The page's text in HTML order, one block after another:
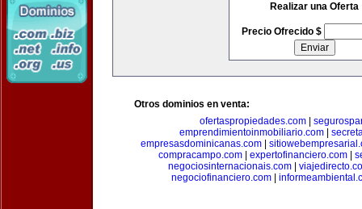
Realizar una Oferta
Precio Ofrecido $
Otros dominios en venta:
ofertaspropiedades.com|
emprendimientoinmobiliario.com|
empresasdominicanas.com|
compracampo.com| expertofinanciero.com|
negociosinternacionais.com
negociofinanciero.com